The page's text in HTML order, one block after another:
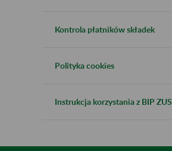
Kontrola płatników składek
Polityka cookies
Instrukcja korzystania z BIP ZUS